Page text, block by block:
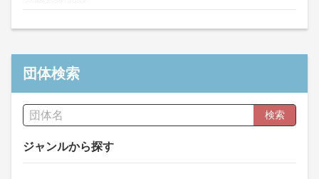
団体検索
検索
ジャンルから探す